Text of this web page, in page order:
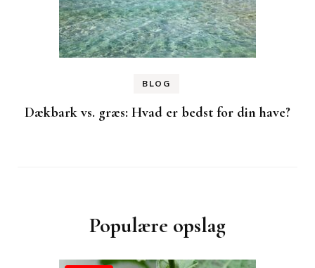
BLOG
Dækbark vs. græs: Hvad er bedst for din have?
Populære opslag